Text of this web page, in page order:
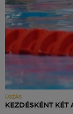
ÚSZÁS
KEZDÉSKÉNT KÉT